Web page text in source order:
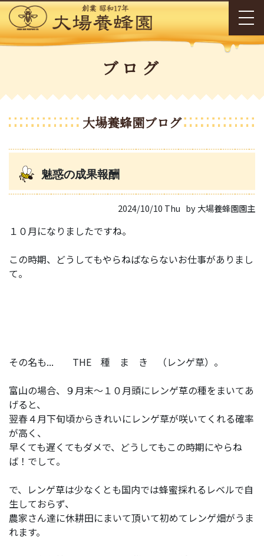
ブログ
大場養蜂園ブログ
魅惑の成果報酬
2024/10/10 Thu by 大場養蜂園園主
１０月になりましたですね。
この時期、どうしてもやらねばならないお仕事がありまし
て。
その名も... THE 種 ま き （レンゲ草）。
富山の場合、９月末～１０月頭にレンゲ草の種をまいてあ
げると、
翌春４月下旬頃からきれいにレンゲ草が咲いてくれる確率
が高く、
早くても遅くてもダメで、どうしてもこの時期にやらね
ば！でして。
で、レンゲ草は少なくとも国内では蜂蜜採れるレベルで自
生しておらず、
農家さん達に休耕田にまいて頂いて初めてレンゲ畑がうま
れます。